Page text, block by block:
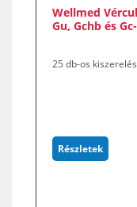
Wellmed
Gu, Gchb és
25 db-os kiszerelés
Részletek